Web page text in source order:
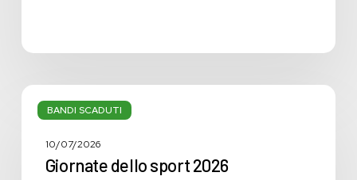
BANDI SCADUTI
Giornate
dello
202610/07/2026
Giornate dello sport 2026